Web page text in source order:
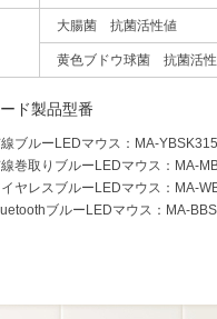
大腸菌 抗菌活性値
黄色ブドウ球菌 抗菌活
ド製品型番
ブルーLEDマウス：MA-
巻取りブルーLEDマウス：MA-
ヤレスブルーLEDマウス：MA-
ブルーLEDマウス：MA-